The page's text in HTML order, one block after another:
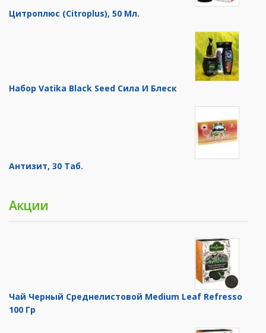
Цитроплюс (Citroplus), 50 Мл.
Набор Vatika Black Seed Сила И Блеск
Антизит, 30 Таб.
Акции
Чай Черный Среднелистовой Medium Leaf Refresso
100 Гр